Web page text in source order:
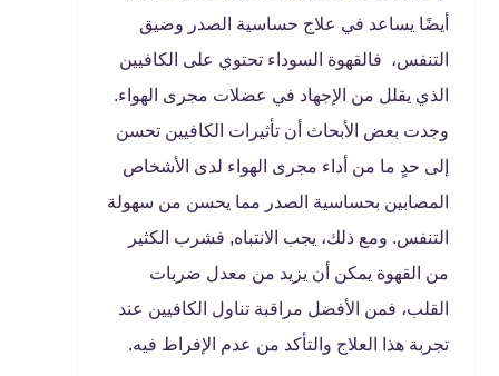
أيضًا يساعد في علاج حساسية الصدر وضيق
التنفس، فالقهوة السوداء تحتوي على الكافيين
الذي يقلل من الإجهاد في عضلات مجرى الهواء.
وجدت بعض الأبحاث أن تأثيرات الكافيين تحسن
إلى حدٍ ما من أداء مجرى الهواء لدى الأشخاص
المصابين بحساسية الصدر مما يحسن من سهولة
التنفس. ومع ذلك، يجب الانتباه, فشرب الكثير
من القهوة يمكن أن يزيد من معدل ضربات
القلب، فمن الأفضل مراقبة تناول الكافيين عند
تجربة هذا العلاج والتأكد من عدم الإفراط فيه.